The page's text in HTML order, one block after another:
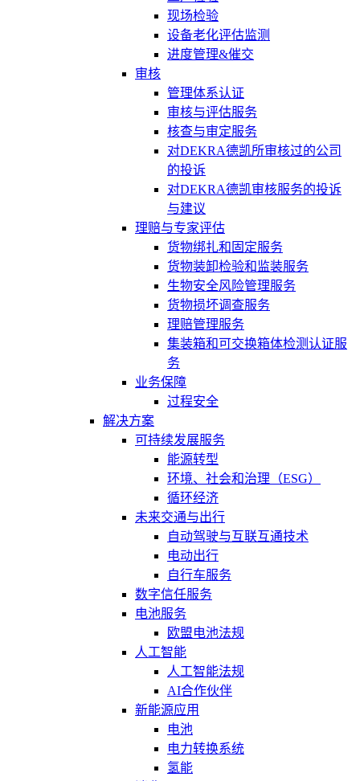
现场检验
设备老化评估监测
进度管理&催交
审核
管理体系认证
审核与评估服务
核查与审定服务
对DEKRA德凯所审核过的公司
的投诉
对DEKRA德凯审核服务的投诉
与建议
理赔与专家评估
货物绑扎和固定服务
货物装卸检验和监装服务
生物安全风险管理服务
货物损坏调查服务
理赔管理服务
集装箱和可交换箱体检测认证服
务
业务保障
过程安全
解决方案
可持续发展服务
能源转型
环境、社会和治理（ESG）
循环经济
未来交通与出行
自动驾驶与互联互通技术
电动出行
自行车服务
数字信任服务
电池服务
欧盟电池法规
人工智能
人工智能法规
AI合作伙伴
新能源应用
电池
电力转换系统
氢能